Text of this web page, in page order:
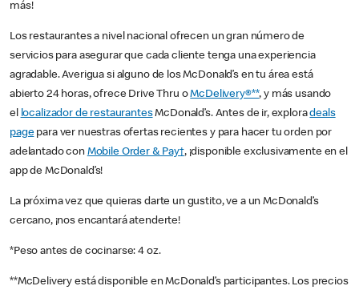
más!
Los restaurantes a nivel nacional ofrecen un gran número de
servicios para asegurar que cada cliente tenga una experiencia
agradable. Averigua si alguno de los McDonald’s en tu área está
abierto 24 horas, ofrece Drive Thru oMcDelivery®**, y más usando
el localizador de restaurantesMcDonald’s. Antes de ir, exploradeals
pagepara ver nuestras ofertas recientes y para hacer tu orden por
adelantado con Mobile Order & Pay†, ¡disponible exclusivamente en el
app de McDonald’s!
La próxima vez que quieras darte un gustito, ve a un McDonald’s
cercano, ¡nos encantará atenderte!
*Peso antes de cocinarse: 4 oz.
**McDelivery está disponible en McDonald’s participantes. Los precios